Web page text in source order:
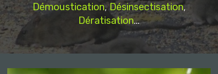
Démoustication,Désinsectisation,
Dératisation...